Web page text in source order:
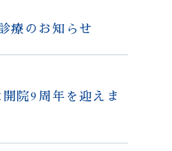
療のお知らせ
院9周年を迎えま